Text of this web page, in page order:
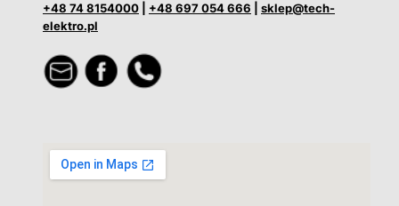
+48 74 8154000 +48 697 054 666
sklep@tech-
elektro.pl